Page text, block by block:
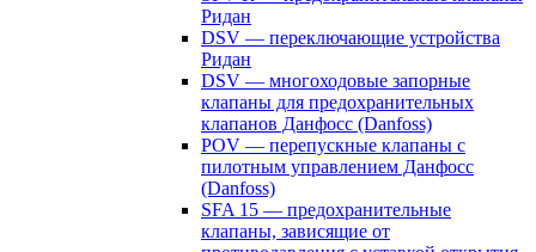
Ридан
DSV — переключающие устройства
Ридан
DSV — многоходовые запорные
клапаны для предохранительных
клапанов Данфосс (Danfoss)
POV — перепускные клапаны с
пилотным управлением Данфосс
(Danfoss)
SFA 15 — предохранительные
клапаны, зависящие от